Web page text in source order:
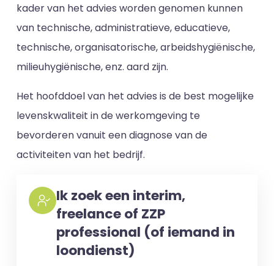
kader van het advies worden genomen kunnen
van technische, administratieve, educatieve,
technische, organisatorische, arbeidshygiënische,
milieuhygiënische, enz. aard zijn.
Het hoofddoel van het advies is de best mogelijke
levenskwaliteit in de werkomgeving te
bevorderen vanuit een diagnose van de
activiteiten van het bedrijf.
Ik zoek een interim,
freelance of ZZP
professional (of iemand in
loondienst)